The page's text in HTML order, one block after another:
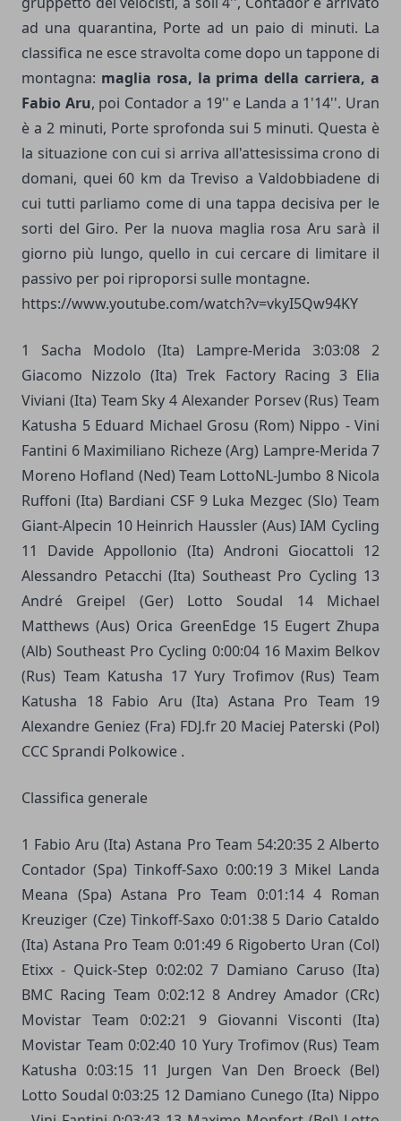
ad una quarantina, Porte ad un paio di minuti. La
classifica ne esce stravolta come dopo un tappone di
montagna: maglia rosa, la prima della carriera, a
Fabio Aru, poi Contador a 19'' e Landa a 1'14''. Uran
è a 2 minuti, Porte sprofonda sui 5 minuti. Questa è
la situazione con cui si arriva all'attesissima crono di
domani, quei 60 km da Treviso a Valdobbiadene di
cui tutti parliamo come di una tappa decisiva per le
sorti del Giro. Per la nuova maglia rosa Aru sarà il
giorno più lungo, quello in cui cercare di limitare il
passivo per poi riproporsi sulle montagne.
https://www.youtube.com/watch?v=vkyI5Qw94KY
1 Sacha Modolo (Ita) Lampre-Merida 3:03:08 2
Giacomo Nizzolo (Ita) Trek Factory Racing 3 Elia
Viviani (Ita) Team Sky 4 Alexander Porsev (Rus) Team
Katusha 5 Eduard Michael Grosu (Rom) Nippo - Vini
Fantini 6 Maximiliano Richeze (Arg) Lampre-Merida 7
Moreno Hofland (Ned) Team LottoNL-Jumbo 8 Nicola
Ruffoni (Ita) Bardiani CSF 9 Luka Mezgec (Slo) Team
Giant-Alpecin 10 Heinrich Haussler (Aus) IAM Cycling
11 Davide Appollonio (Ita) Androni Giocattoli 12
Alessandro Petacchi (Ita) Southeast Pro Cycling 13
André Greipel (Ger) Lotto Soudal 14 Michael
Matthews (Aus) Orica GreenEdge 15 Eugert Zhupa
(Alb) Southeast Pro Cycling 0:00:04 16 Maxim Belkov
(Rus) Team Katusha 17 Yury Trofimov (Rus) Team
Katusha 18 Fabio Aru (Ita) Astana Pro Team 19
Alexandre Geniez (Fra) FDJ.fr 20 Maciej Paterski (Pol)
CCC Sprandi Polkowice .
Classifica generale
1 Fabio Aru (Ita) Astana Pro Team 54:20:35 2 Alberto
Contador (Spa) Tinkoff-Saxo 0:00:19 3 Mikel Landa
Meana (Spa) Astana Pro Team 0:01:14 4 Roman
Kreuziger (Cze) Tinkoff-Saxo 0:01:38 5 Dario Cataldo
(Ita) Astana Pro Team 0:01:49 6 Rigoberto Uran (Col)
Etixx - Quick-Step 0:02:02 7 Damiano Caruso (Ita)
BMC Racing Team 0:02:12 8 Andrey Amador (CRc)
Movistar Team 0:02:21 9 Giovanni Visconti (Ita)
Movistar Team 0:02:40 10 Yury Trofimov (Rus) Team
Katusha 0:03:15 11 Jurgen Van Den Broeck (Bel)
Lotto Soudal 0:03:25 12 Damiano Cunego (Ita) Nippo